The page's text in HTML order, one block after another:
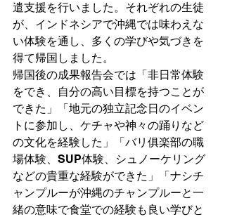
遣支援を行いました。それぞれの生徒
が、インドネシアで沖縄では味わえな
い体験を通し、多くの学びや気づきを
得て帰国しました。
帰国後の成果報告会では 「非日常体験
をでき、自分の高い目標を持つことが
できた」「地元の独立記念日のイベン
トに参加し、ケチャや神々の踊りなど
の文化を経験した」「バリ俱楽部の職
場体験、SUP体験、シュノーケリング
などの貴重な経験ができた」「ナシチ
ャンプルーが沖縄のチャンプルーと一
緒の意味で食堂での経験も良い学びと